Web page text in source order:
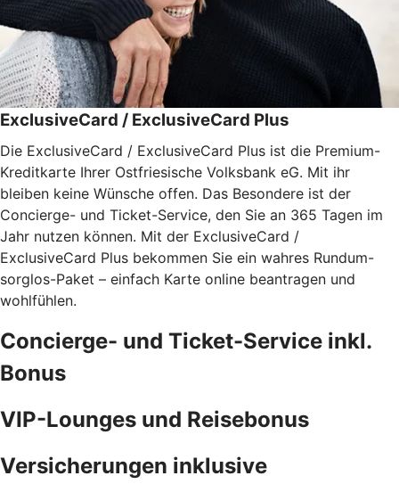
ExclusiveCard / ExclusiveCard Plus
Die ExclusiveCard / ExclusiveCard Plus ist die Premium-
Kreditkarte Ihrer Ostfriesische Volksbank eG. Mit ihr
bleiben keine Wünsche offen. Das Besondere ist der
Concierge- und Ticket-Service, den Sie an 365 Tagen im
Jahr nutzen können. Mit der ExclusiveCard /
ExclusiveCard Plus bekommen Sie ein wahres Rundum-
sorglos-Paket – einfach Karte online beantragen und
wohlfühlen.
Concierge- und Ticket-Service inkl.
Bonus
VIP-Lounges und Reisebonus
Versicherungen inklusive